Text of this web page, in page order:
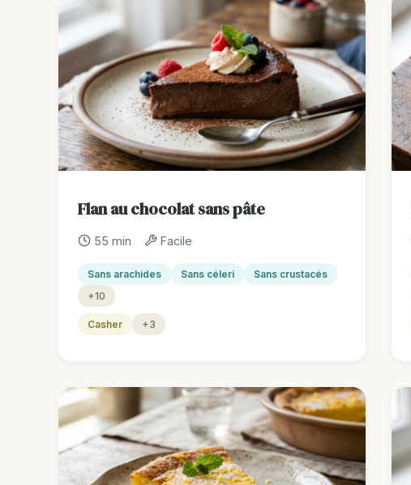
Flan au chocolat sans pâte
55 min Facile
Sans arachides Sans céleri
Sans crustacés
+10
Casher +3